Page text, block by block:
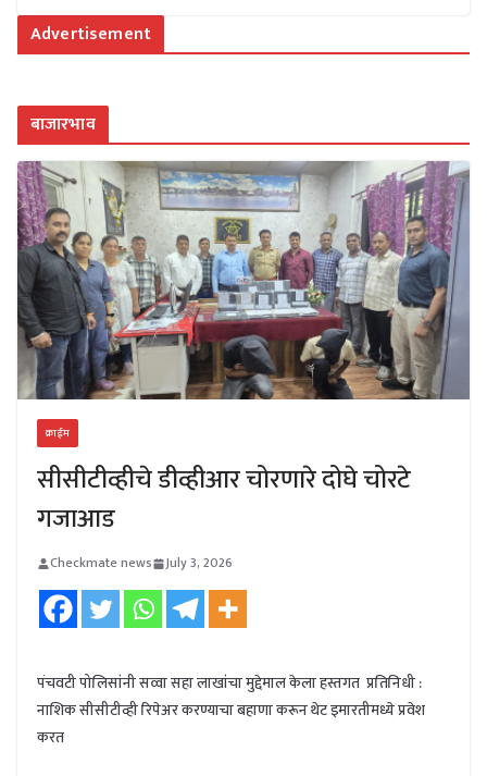
Advertisement
बाजारभाव
क्राईम
सीसीटीव्हीचे डीव्हीआर चोरणारे दोघे चोरटे
गजाआड
Checkmate news July 3, 2026
पंचवटी पोलिसांनी सव्वा सहा लाखांचा मुद्देमाल केला हस्तगत प्रतिनिधी :
नाशिक सीसीटीव्ही रिपेअर करण्याचा बहाणा करून थेट इमारतीमध्ये प्रवेश
करत